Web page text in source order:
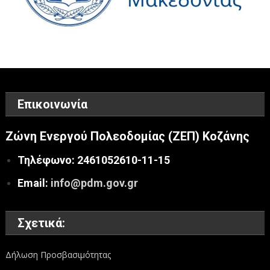
Επικοινωνία
Ζώνη Ενεργού Πολεοδομίας (ΖΕΠ) Κοζάνης
Τηλέφωνο: 2461052610-11-15
Email: info@pdm.gov.gr
Σχετικά:
Δήλωση Προσβασιμότητας